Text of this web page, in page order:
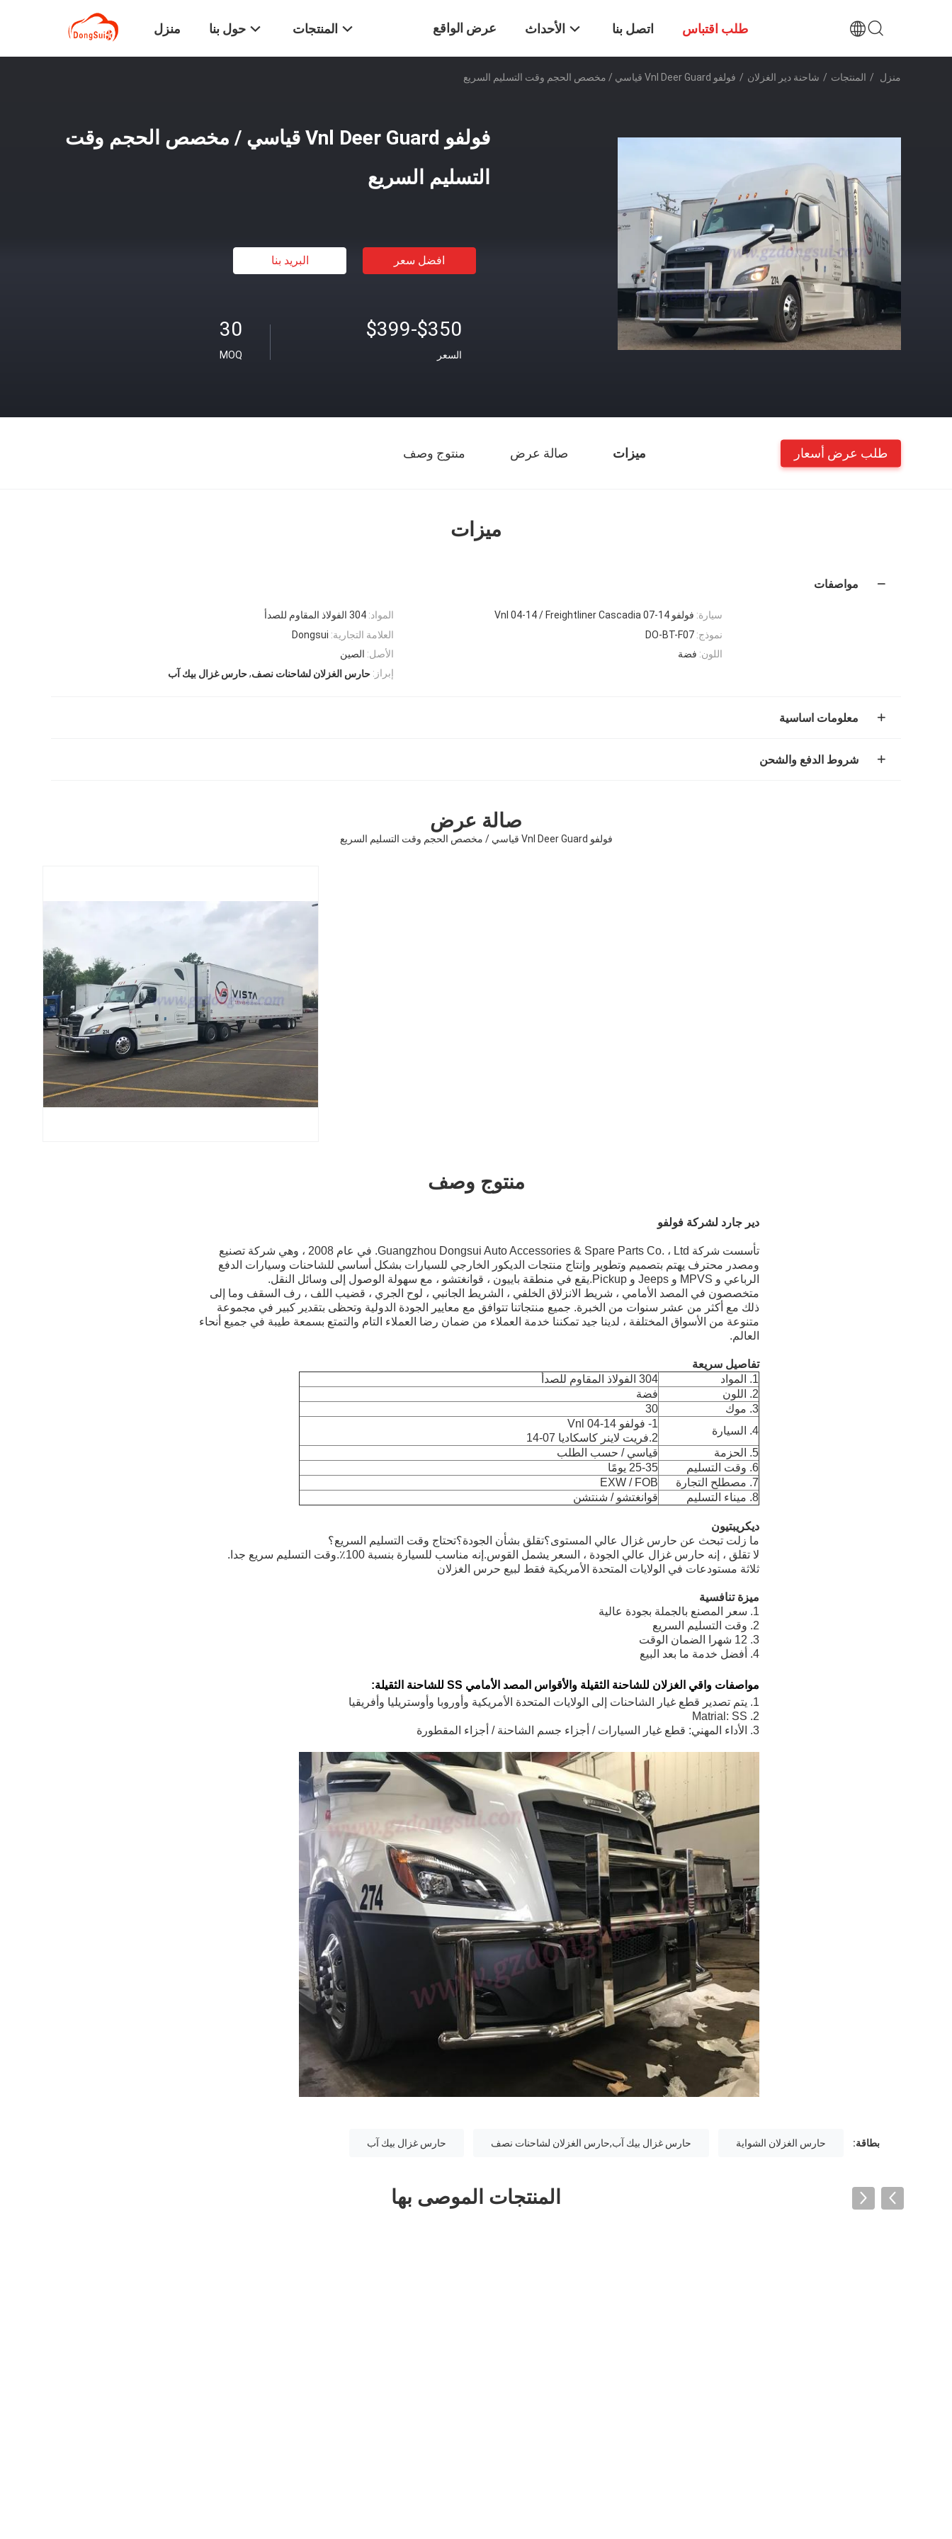
منزل حول بنا المنتجات عرض الواقع
الافتراضي
الأحداث اتصل بنا طلب اقتباس
منزل / المنتجات / شاحنة دير الغزلان / فولفو Vnl Deer Guard قياسي / مخصص الحجم وقت التسليم السريع
فولفو Vnl Deer Guard قياسي / مخصص الحجم وقت
التسليم السريع
افضل سعر البريد بنا
30
MOQ
$350-$399
السعر
ميزات صالة عرض منتوج وصف طلب عرض أسعار
ميزات
مواصفات
المواد: 304 الفولاذ المقاوم للصدأ سيارة: فولفو Vnl 04-14 / Freightliner Cascadia 07-14
العلامة التجارية: Dongsui نموذج: DO-BT-F07
الأصل: الصين اللون: فضة
إبراز: حارس الغزلان لشاحنات نصف,حارس غزال بيك آب
معلومات اساسية
شروط الدفع والشحن
صالة عرض
فولفو Vnl Deer Guard قياسي / مخصص الحجم وقت التسليم السريع
منتوج وصف
دير جارد لشركة فولفو
تأسست شركة Guangzhou Dongsui Auto Accessories & Spare Parts Co. ، Ltd. في عام 2008 ، وهي شركة تصنيع
ومصدر محترف يهتم بتصميم وتطوير وإنتاج منتجات الديكور الخارجي للسيارات بشكل أساسي للشاحنات وسيارات الدفع
الرباعي و MPVS و Jeeps و Pickup.يقع في منطقة باييون ، قوانغتشو ، مع سهولة الوصول إلى وسائل النقل.
متخصصون في المصد الأمامي ، شريط الانزلاق الخلفي ، الشريط الجانبي ، لوح الجري ، قضيب اللف ، رف السقف وما إلى
ذلك مع أكثر من عشر سنوات من الخبرة. جميع منتجاتنا تتوافق مع معايير الجودة الدولية وتحظى بتقدير كبير في مجموعة
متنوعة من الأسواق المختلفة ، لدينا جيد تمكننا خدمة العملاء من ضمان رضا العملاء التام والتمتع بسمعة طيبة في جميع أنحاء
العالم.
تفاصيل سريعة
1. المواد
304 الفولاذ المقاوم للصدأ
2. اللون
فضة
3. موك
30
4. السيارة
1- فولفو Vnl 04-14
2.فريت لاينر كاسكاديا 07-14
5. الحزمة
قياسي / حسب الطلب
6. وقت التسليم
25-35 يومًا
7. مصطلح التجارة
EXW / FOB
8. ميناء التسليم
قوانغتشو / شنتشن
ديكريبتيون
ما زلت تبحث عن حارس غزال عالي المستوى؟تقلق بشأن الجودة؟تحتاج وقت التسليم السريع؟
لا تقلق ، إنه حارس غزال عالي الجودة ، السعر يشمل القوس.إنه مناسب للسيارة بنسبة 100٪.وقت التسليم سريع جدا.
ثلاثة مستودعات في الولايات المتحدة الأمريكية فقط لبيع حرس الغزلان
ميزة تنافسية
1. سعر المصنع بالجملة بجودة عالية
2. وقت التسليم السريع
3. 12 شهرا الضمان الوقت
4. أفضل خدمة ما بعد البيع
مواصفات واقي الغزلان للشاحنة الثقيلة والأقواس المصد الأمامي SS للشاحنة الثقيلة:
1. يتم تصدير قطع غيار الشاحنات إلى الولايات المتحدة الأمريكية وأوروبا وأوستريليا وأفريقيا
2. Matrial: SS
3. الأداء المهني: قطع غيار السيارات / أجزاء جسم الشاحنة / أجزاء المقطورة
بطاقة: حارس الغزلان الشواية حارس غزال بيك آب,حارس الغزلان لشاحنات نصف حارس غزال بيك آب
المنتجات الموصى بها